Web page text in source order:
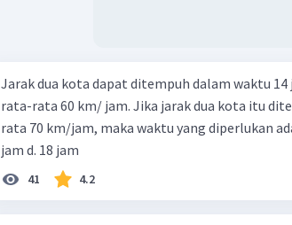
Jarak dua kota dapat ditempuh dalam waktu
rata-rata 60 km/ jam. Jika jarak dua kota itu
rata 70 km/jam, maka waktu yang diperlukan adalah .... a. 9 jam b.
jam d. 18 jam
41 4.2